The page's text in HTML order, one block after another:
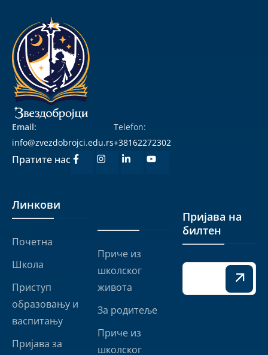
Email:
info@zvezdobrojci.edu.rs
Telefon:
+38162272302
Пратите нас
Линкови
Почетна
Школа
Приступ
образовању и
васпитању
Пријава за
Приче из
школског
живота
За родитеље
Приче из
школског
Пријава на
билтен